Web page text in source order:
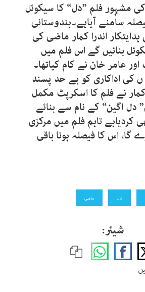
مشہور فلم ”دل“ کا سیکوئل
سامنے آیاہے۔ہندوستانی
اندرا کمار ماضی کی
بنائیں گے اس فلم میں
عامر خان نے کام کیاتھا۔
ں کی اداکاری کو بے حد پسند
نے فلم کا اسکرپٹ مکمل
دل اگین“ کے نام سے بنائے
کردیاہے تاہم فلم میں مرکزی
گا، اس کا فیصلہ ہونا باقی
دل ماضی
شیئر: